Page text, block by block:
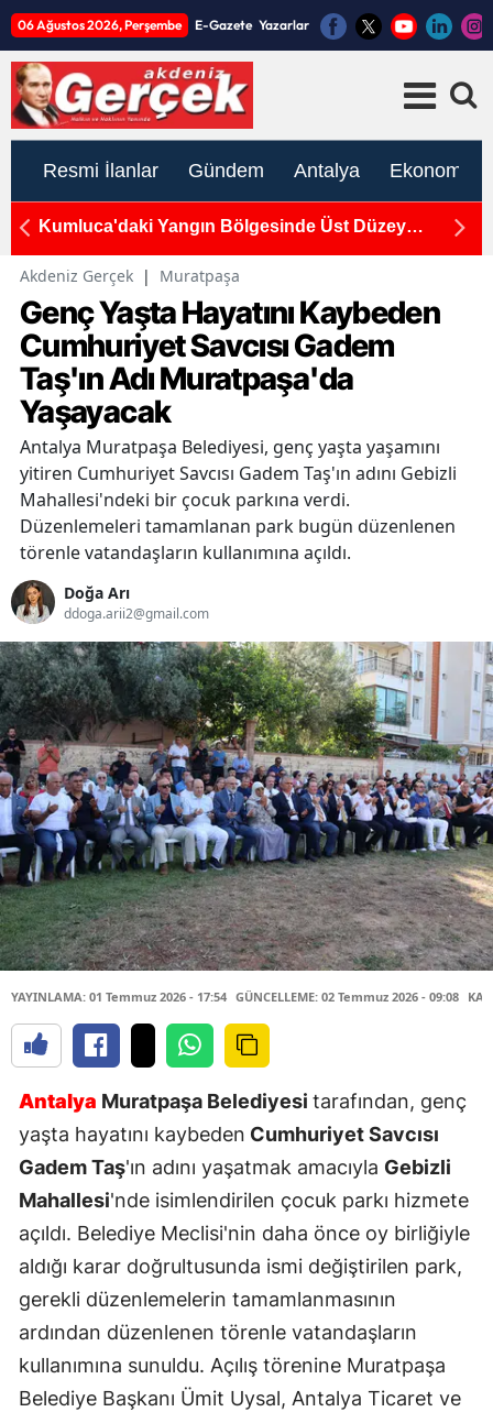
06 Ağustos 2026, Perşembe E-Gazete Yazarlar
Resmi İlanlar Gündem Antalya Ekonomi
Kumluca'daki Yangın Bölgesinde Üst Düzey
Akdeniz Gerçek | Muratpaşa
Genç Yaşta Hayatını Kaybeden
Cumhuriyet Savcısı Gadem
Taş'ın Adı Muratpaşa'da
Yaşayacak
Antalya Muratpaşa Belediyesi, genç yaşta yaşamını
yitiren Cumhuriyet Savcısı Gadem Taş'ın adını Gebizli
Mahallesi'ndeki bir çocuk parkına verdi.
Düzenlemeleri tamamlanan park bugün düzenlenen
törenle vatandaşların kullanımına açıldı.
Doğa Arı
ddoga.arii2@gmail.com
YAYINLAMA: 01 Temmuz 2026 - 17:54 GÜNCELLEME: 02 Temmuz 2026 - 09:08
Antalya Muratpaşa Belediyesi tarafından, genç
yaşta hayatını kaybeden Cumhuriyet Savcısı
Gadem Taş'ın adını yaşatmak amacıyla Gebizli
Mahallesi'nde isimlendirilen çocuk parkı hizmete
açıldı. Belediye Meclisi'nin daha önce oy birliğiyle
aldığı karar doğrultusunda ismi değiştirilen park,
gerekli düzenlemelerin tamamlanmasının
ardından düzenlenen törenle vatandaşların
kullanımına sunuldu. Açılış törenine Muratpaşa
Belediye Başkanı Ümit Uysal, Antalya Ticaret ve